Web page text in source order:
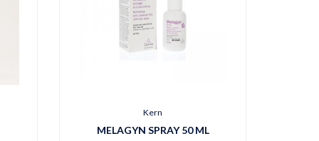
Kern
MELAGYN SPRAY 50 ML